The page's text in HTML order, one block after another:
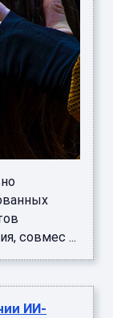
совмес ...
ИИ-